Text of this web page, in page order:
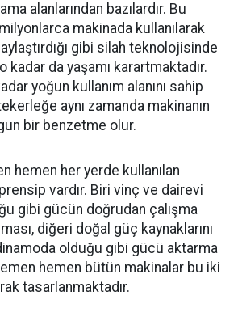
alanlarından bazılardır. Bu
makinada kullanılarak
gibi silah teknolojisinde
kadar da yaşamı karartmaktadır.
yoğun kullanım alanını sahip
aynı zamanda makinanın
bir benzetme olur.
hemen her yerde kullanılan
vardır. Biri vinç ve dairevi
gibi gücün doğrudan çalışma
diğeri doğal güç kaynaklarını
olduğu gibi gücü aktarma
hemen bütün makinalar bu iki
tasarlanmaktadır.